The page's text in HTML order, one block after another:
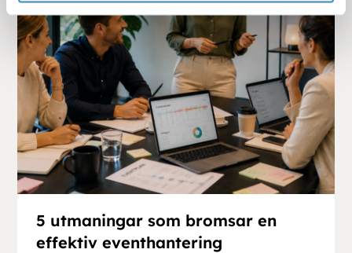
5 utmaningar som bromsar en
effektiv eventhantering